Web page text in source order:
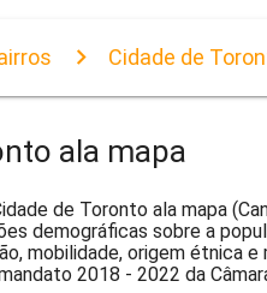
Cidade de
ala mapa
de Toronto ala mapa
demográficas sobre a
mobilidade, origem étnica
2018 - 2022 da